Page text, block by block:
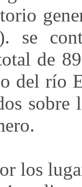
se
de
del río
los